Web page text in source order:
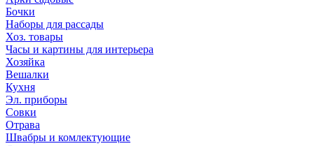
Бочки
Наборы для рассады
Хоз. товары
Часы и картины для интерьера
Хозяйка
Вешалки
Кухня
Эл. приборы
Совки
Отрава
Швабры и комлектующие